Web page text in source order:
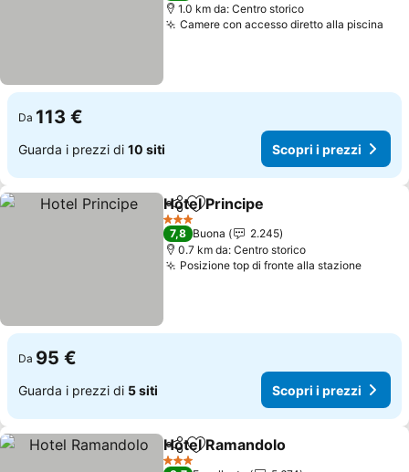
1.0 km da: Centro storico
Camere con accesso diretto alla piscina
Da 113 €
Guarda i prezzi di 10 siti Scopri i prezzi
CondividiAggiungi ai preferiti
Hotel Principe
3 Stelle
7,8 Buona
2.245
0.7 km da: Centro storico
Posizione top di fronte alla stazione
Da 95 €
Guarda i prezzi di 5 siti Scopri i prezzi
CondividiAggiungi ai preferiti
Hotel Ramandolo
3 Stelle